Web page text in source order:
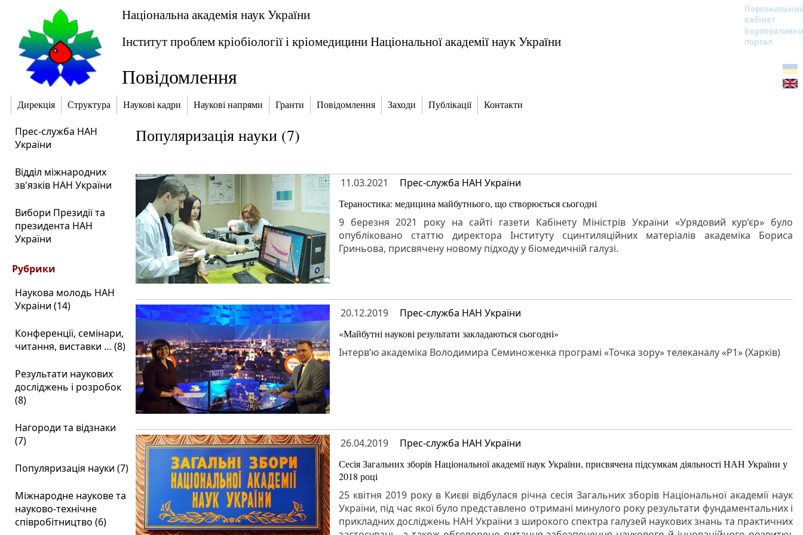
Національна академія наук України
кабінет
портал
Інститут проблем кріобіології і кріомедицини Національної академії наук України
Повідомлення
Дирекція Структура Наукові кадри Наукові напрями Гранти Повідомлення Заходи Публікації Контакти
Прес-служба НАН
України
Відділ міжнародних
зв'язків НАН України
Вибори Президії та
президента НАН
України
Рубрики
Наукова молодь НАН
Украіни (14)
Конференції, семінари,
читання, виставки … (8)
Результати наукових
досліджень і розробок
(8)
Нагороди та відзнаки
(7)
Популяризація науки (7)
Міжнародне наукове та
науково-технічне
співробітництво (6)
Популяризація науки (7)
11.03.2021 Прес-служба НАН України
Тераностика: медицина майбутнього, що створюється сьогодні
9 березня 2021 року на сайті газети Кабінету Міністрів України «Урядовий кур’єр» було
опубліковано статтю директора Інституту сцинтиляційних матеріалів академіка Бориса
Гриньова, присвячену новому підходу у біомедичній галузі.
20.12.2019 Прес-служба НАН України
«Майбутні наукові результати закладаються сьогодні»
Інтерв’ю академіка Володимира Семиноженка програмі «Точка зору» телеканалу «Р1» (Харків)
26.04.2019 Прес-служба НАН України
Сесія Загальних зборів Національної академії наук України, присвячена підсумкам діяльності НАН України у
2018 році
25 квітня 2019 року в Києві відбулася річна сесія Загальних зборів Національної академії наук
України, під час якої було представлено отримані минулого року результати фундаментальних і
прикладних досліджень НАН України з широкого спектра галузей наукових знань та практичних